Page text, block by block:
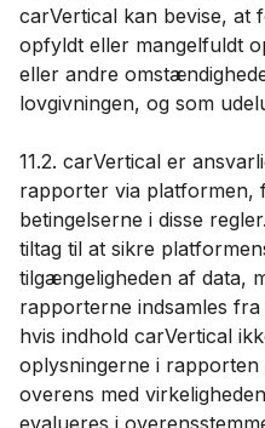
carVertical kan bevise, at
opfyldt eller mangelfuldt
eller andre
lovgivningen, og som
11.2. carVertical er
rapporter via platformen,
betingelserne i disse
tiltag til at sikre
tilgængeligheden af ​​data,
rapporterne indsamles
hvis indhold carVertical
oplysningerne i
overens med
evalueres i